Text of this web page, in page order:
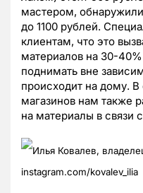
мастером,
до 1100 рублей.
клиентам, что это
материалов на 30-
поднимать вне
происходит на дому.
магазинов нам также
на материалы в связи
Илья Ковалев,
instagram.com/kovalev_ilia